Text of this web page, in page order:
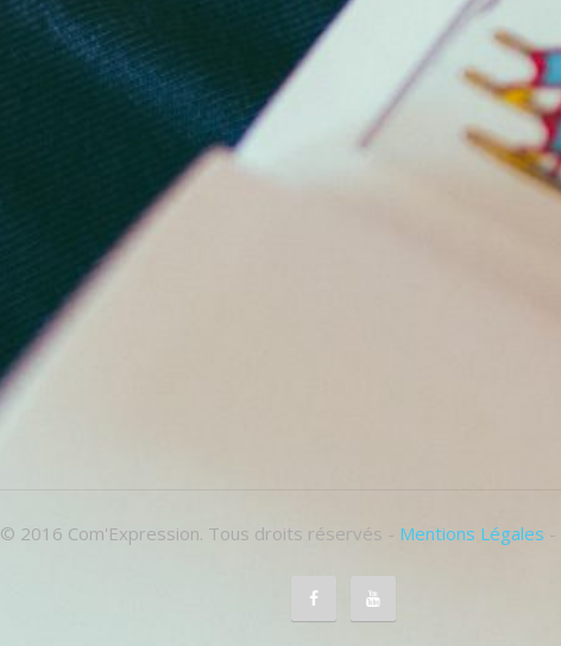
© 2016 Com'Expression. Tous droits réservés - Mentions Légales -